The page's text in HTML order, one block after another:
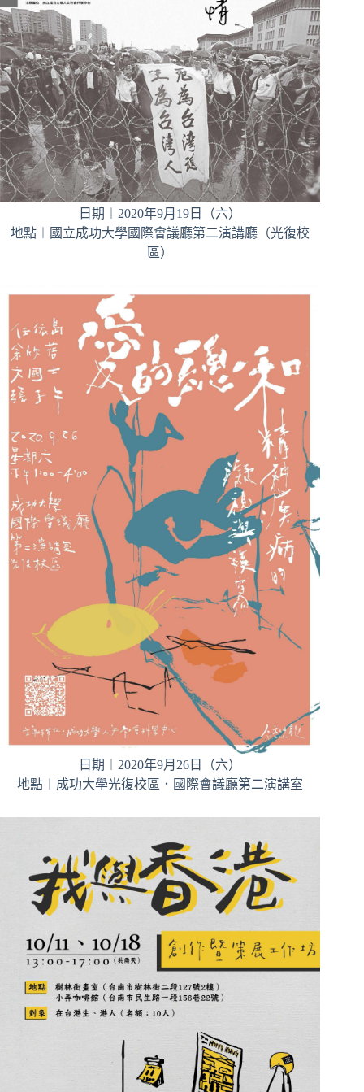
日期︱2020年9月19日（六）
地點︱國立成功大學國際會議廳第二演講廳（光復校
區）
日期︱2020年9月26日（六）
地點︱成功大學光復校區．國際會議廳第二演講室